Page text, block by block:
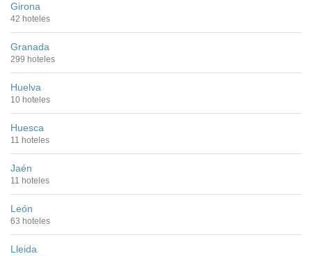
Girona
42 hoteles
Granada
299 hoteles
Huelva
10 hoteles
Huesca
11 hoteles
Jaén
11 hoteles
León
63 hoteles
Lleida